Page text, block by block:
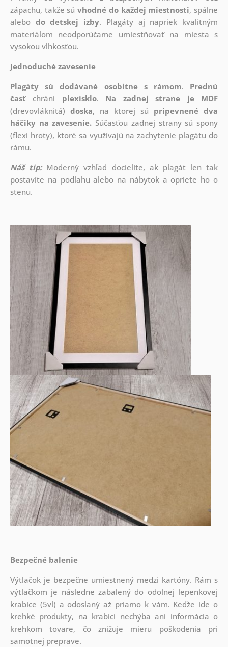
zápachu, takže súvhodné do každej miestnosti, spálne
alebo do detskej izby. Plagáty aj napriek kvalitným
materiálom neodporúčame umiestňovať na miesta s
vysokou vlhkosťou.
Jednoduché zavesenie
Plagáty sú dodávané osobitne s rámom. Prednú
časťchráni plexisklo. Na zadnej strane je
MDF
(drevovláknitá) doska, na ktorej sú pripevnené dva
háčiky na zavesenie.Súčasťou zadnej strany sú spony
(flexi hroty), ktoré sa využívajú na zachytenie plagátu do
rámu.
Náš tip: Moderný vzhľad docielite, ak plagát len tak
postavíte na podlahu alebo na nábytok a opriete ho o
stenu.
Bezpečné balenie
Výtlačok je bezpečne umiestnený medzi kartóny. Rám s
výtlačkom je následne zabalený do odolnej lepenkovej
krabice (5vl) a odoslaný až priamo k vám. Keďže ide o
krehké produkty, na krabici nechýba ani informácia o
krehkom tovare, čo znižuje mieru poškodenia pri
samotnej preprave.